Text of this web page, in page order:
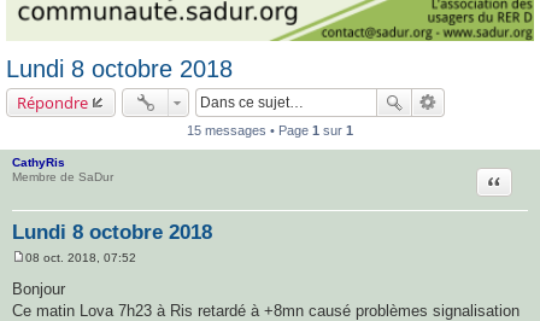
Lundi 8 octobre 2018
Répondre
15 messages • Page 1 sur 1
CathyRis
Membre de SaDur
Lundi 8 octobre 2018
s
s
08 oct. 2018, 07:52
Bonjour
Ce matin Lova 7h23 à Ris retardé à +8mn causé problèmes signalisation